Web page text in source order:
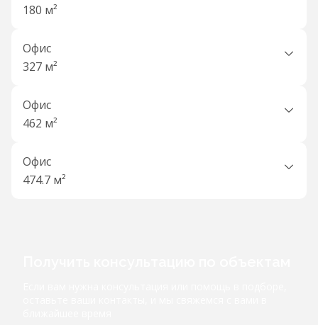
180 м²
Офис
327 м²
Офис
462 м²
Офис
474.7 м²